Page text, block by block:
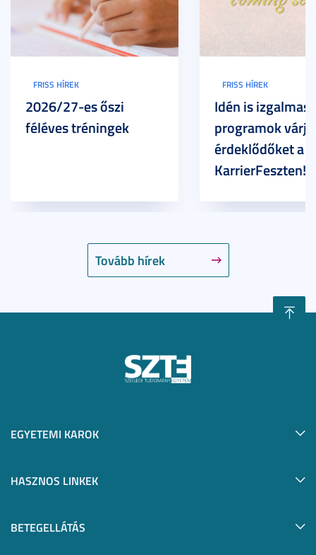
Tovább hírek
FRISS HÍREK
2026/27-es őszi
féléves tréningek
FRISS HÍREK
Idén is izgalmas
programok
érdeklődőket a
KarrierFeszten!
EGYETEMI KAROK
HASZNOS LINKEK
BETEGELLÁTÁS